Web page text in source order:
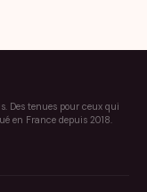
Des tenues pour ceux qui
en France depuis 2018.